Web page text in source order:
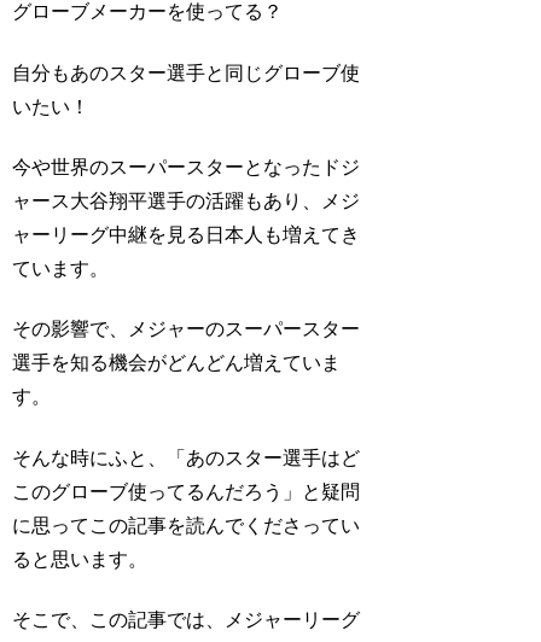
グローブメーカーを使ってる？
自分もあのスター選手と同じグローブ使
いたい！
今や世界のスーパースターとなったドジ
ャース大谷翔平選手の活躍もあり、メジ
ャーリーグ中継を見る日本人も増えてき
ています。
その影響で、メジャーのスーパースター
選手を知る機会がどんどん増えていま
す。
そんな時にふと、「あのスター選手はど
このグローブ使ってるんだろう」と疑問
に思ってこの記事を読んでくださってい
ると思います。
そこで、この記事では、メジャーリーグ